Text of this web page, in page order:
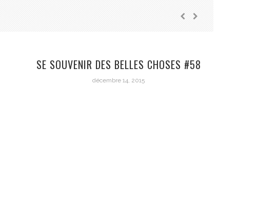
SE SOUVENIR DES BELLES CHOSES #58
décembre 14, 2015